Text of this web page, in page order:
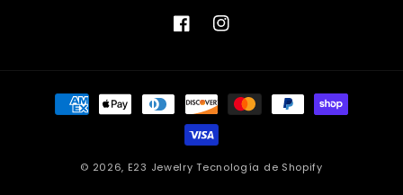
FacebookInstagram
Formas
© 2026, E23 Jewelry Tecnología de Shopify